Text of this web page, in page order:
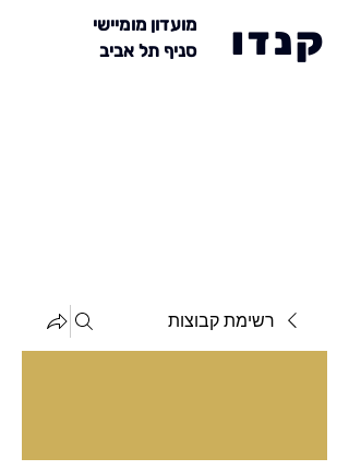
מועדון מומיישי
סניף תל אביב
קנדו
רשימת קבוצות